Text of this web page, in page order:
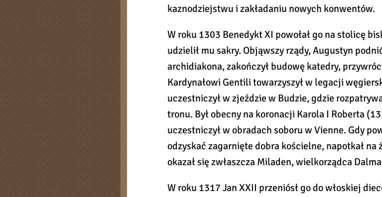
kaznodziejstwu i zakładaniu nowych konwentów.
W roku 1303 Benedykt XI powołał go na stolicę
udzielił mu sakry. Objąwszy rządy, Augustyn
archidiakona, zakończył budowę katedry,
Kardynałowi Gentili towarzyszył w legacji
uczestniczył w zjeździe w Budzie, gdzie
tronu. Był obecny na koronacji Karola I Roberta
uczestniczył w obradach soboru w Vienne. Gdy
odzyskać zagarnięte dobra kościelne, napotkał na
okazał się zwłaszcza Miladen, wielkorządca
W roku 1317 Jan XXII przeniósł go do włoskiej